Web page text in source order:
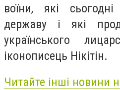
воїни, які
державу і які
українського
іконописець Нікітін.
Читайте інші новини